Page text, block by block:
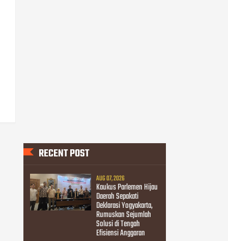
RECENT POST
AUG 07, 2026
Kaukus Parlemen Hijau
Daerah Sepakati
Deklarasi Yogyakarta,
Rumuskan Sejumlah
Solusi di Tengah
Efisiensi Anggaran